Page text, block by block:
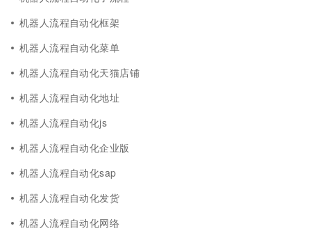
机器人流程自动化框架
机器人流程自动化菜单
机器人流程自动化天猫店铺
机器人流程自动化地址
机器人流程自动化js
机器人流程自动化企业版
机器人流程自动化sap
机器人流程自动化发货
机器人流程自动化网络